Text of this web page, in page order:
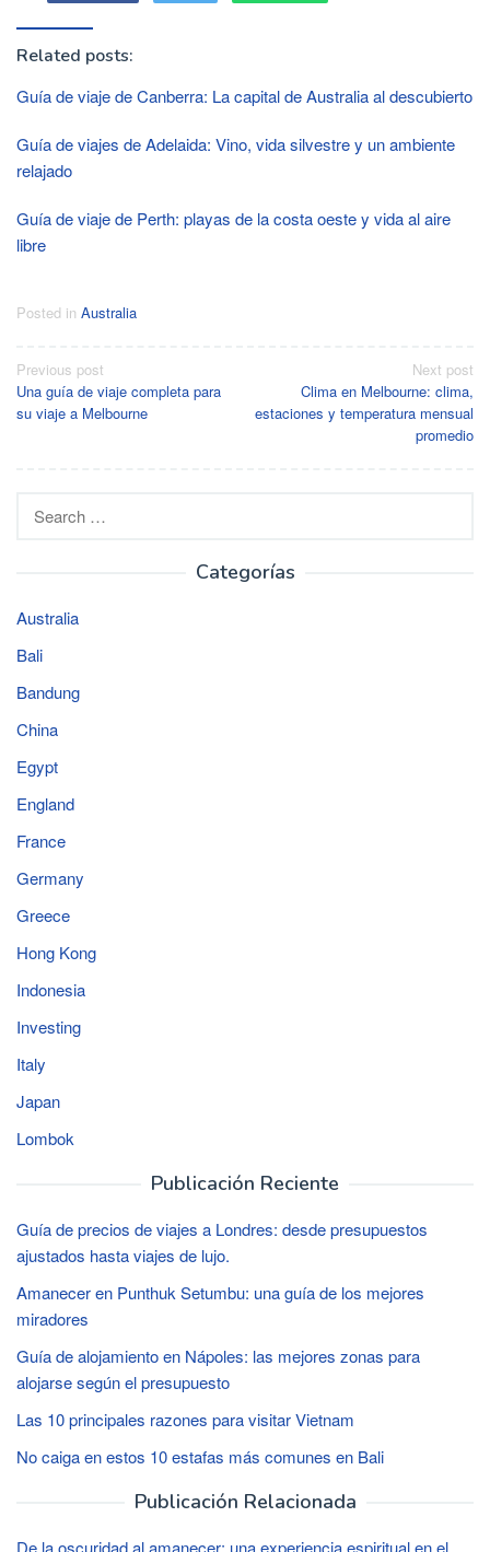
Related posts:
Guía de viaje de Canberra: La capital de Australia al descubierto
Guía de viajes de Adelaida: Vino, vida silvestre y un ambiente
relajado
Guía de viaje de Perth: playas de la costa oeste y vida al aire
libre
Posted in Australia
Post
navigation
Previous post
Una guía de viaje completa para
su viaje a Melbourne
Next post
Clima en Melbourne: clima,
estaciones y temperatura mensual
promedio
for:
Categorías
Australia
Bali
Bandung
China
Egypt
England
France
Germany
Greece
Hong Kong
Indonesia
Investing
Italy
Japan
Lombok
Publicación Reciente
Guía de precios de viajes a Londres: desde presupuestos
ajustados hasta viajes de lujo.
Amanecer en Punthuk Setumbu: una guía de los mejores
miradores
Guía de alojamiento en Nápoles: las mejores zonas para
alojarse según el presupuesto
Las 10 principales razones para visitar Vietnam
No caiga en estos 10 estafas más comunes en Bali
Publicación Relacionada
De la oscuridad al amanecer: una experiencia espiritual en el